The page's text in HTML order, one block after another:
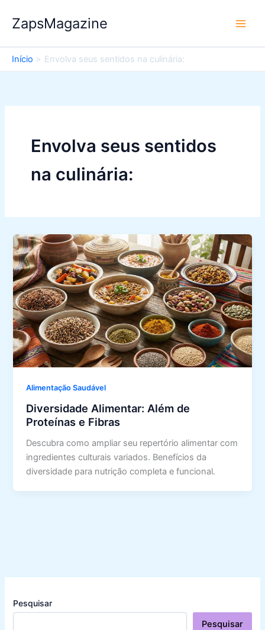
para
conteúdo
ZapsMagazine
Início Envolva seus sentidos na culinária:
Envolva seus sentidos
na culinária:
Alimentação Saudável
Diversidade Alimentar: Além de
Proteínas e Fibras
Descubra como ampliar seu repertório alimentar com
ingredientes culturais variados. Benefícios da
diversidade para nutrição completa e funcional.
Pesquisar
Pesquisar